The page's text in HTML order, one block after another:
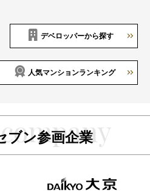
デベロッパーから探す
人気マンションランキング
ブン参画企業